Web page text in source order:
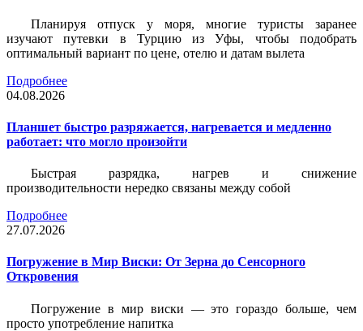
Планируя отпуск у моря, многие туристы заранее
изучают путевки в Турцию из Уфы, чтобы подобрать
оптимальный вариант по цене, отелю и датам вылета
Подробнее
04.08.2026
Планшет быстро разряжается, нагревается и медленно
работает: что могло произойти
Быстрая разрядка, нагрев и снижение
производительности нередко связаны между собой
Подробнее
27.07.2026
Погружение в Мир Виски: От Зерна до Сенсорного
Откровения
Погружение в мир виски — это гораздо больше, чем
просто употребление напитка